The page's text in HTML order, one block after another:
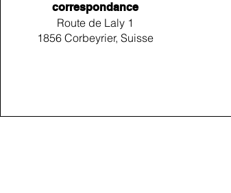
correspondance
Route de Laly 1
1856 Corbeyrier, Suisse